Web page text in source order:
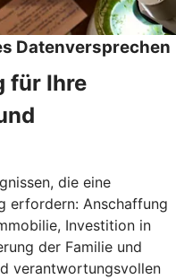
Datenversprechen
für Ihre
die eine
erfordern: Anschaffung
Investition in
der Familie und
verantwortungsvollen